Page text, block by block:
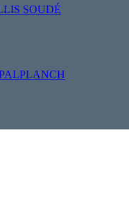
SOUDÉ